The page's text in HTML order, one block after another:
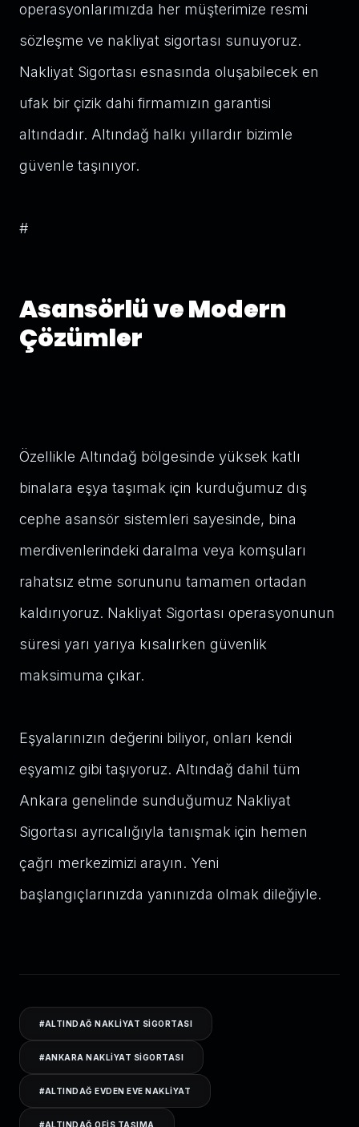
operasyonlarımızda her müşterimize resmi
sözleşme ve nakliyat sigortası sunuyoruz.
Nakliyat Sigortası esnasında oluşabilecek en
ufak bir çizik dahi firmamızın garantisi
altındadır. Altındağ halkı yıllardır bizimle
güvenle taşınıyor.
#
Asansörlü ve Modern
Çözümler
Özellikle Altındağ bölgesinde yüksek katlı
binalara eşya taşımak için kurduğumuz dış
cephe asansör sistemleri sayesinde, bina
merdivenlerindeki daralma veya komşuları
rahatsız etme sorununu tamamen ortadan
kaldırıyoruz. Nakliyat Sigortası operasyonunun
süresi yarı yarıya kısalırken güvenlik
maksimuma çıkar.
Eşyalarınızın değerini biliyor, onları kendi
eşyamız gibi taşıyoruz. Altındağ dahil tüm
Ankara genelinde sunduğumuz Nakliyat
Sigortası ayrıcalığıyla tanışmak için hemen
çağrı merkezimizi arayın. Yeni
başlangıçlarınızda yanınızda olmak dileğiyle.
#ALTINDAĞ NAKLIYAT SIGORTASI
#ANKARA NAKLIYAT SIGORTASI
#ALTINDAĞ EVDEN EVE NAKLIYAT
#ALTINDAĞ OFIS TAŞIMA